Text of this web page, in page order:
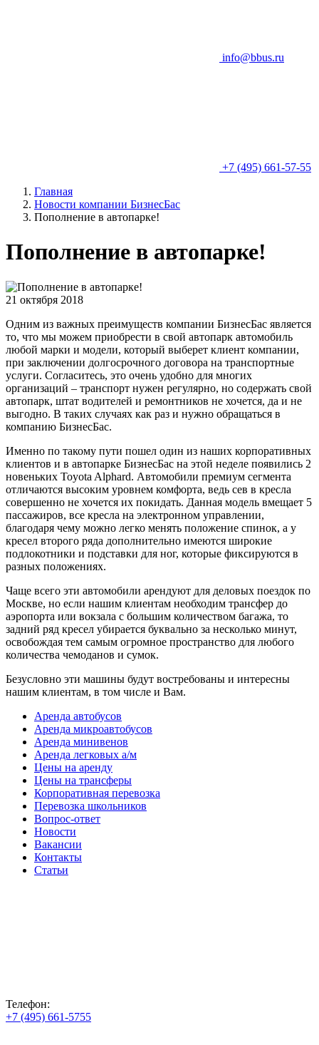
info@bbus.ru
+7 (495) 661-57-55
Главная
Новости компании БизнесБас
Пополнение в автопарке!
Пополнение в автопарке!
21 октября 2018
Одним из важных преимуществ компании БизнесБас является
то, что мы можем приобрести в свой автопарк автомобиль
любой марки и модели, который выберет клиент компании,
при заключении долгосрочного договора на транспортные
услуги. Согласитесь, это очень удобно для многих
организаций – транспорт нужен регулярно, но содержать свой
автопарк, штат водителей и ремонтников не хочется, да и не
выгодно. В таких случаях как раз и нужно обращаться в
компанию БизнесБас.
Именно по такому пути пошел один из наших корпоративных
клиентов и в автопарке БизнесБас на этой неделе появились 2
новеньких Toyota Alphard. Автомобили премиум сегмента
отличаются высоким уровнем комфорта, ведь сев в кресла
совершенно не хочется их покидать. Данная модель вмещает 5
пассажиров, все кресла на электронном управлении,
благодаря чему можно легко менять положение спинок, а у
кресел второго ряда дополнительно имеются широкие
подлокотники и подставки для ног, которые фиксируются в
разных положениях.
Чаще всего эти автомобили арендуют для деловых поездок по
Москве, но если нашим клиентам необходим трансфер до
аэропорта или вокзала с большим количеством багажа, то
задний ряд кресел убирается буквально за несколько минут,
освобождая тем самым огромное пространство для любого
количества чемоданов и сумок.
Безусловно эти машины будут востребованы и интересны
нашим клиентам, в том числе и Вам.
Аренда автобусов
Аренда микроавтобусов
Аренда минивенов
Аренда легковых а/м
Цены на аренду
Цены на трансферы
Корпоративная перевозка
Перевозка школьников
Вопрос-ответ
Новости
Вакансии
Контакты
Статьи
Телефон:
+7 (495) 661-5755